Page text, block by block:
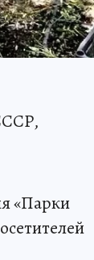
«Парки